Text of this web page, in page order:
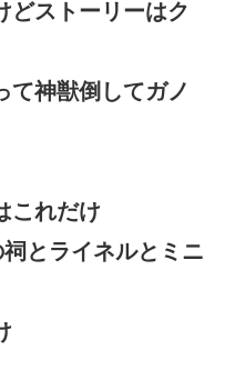
どストーリーはク
て神獣倒してガノ
これだけ
とライネルとミニ